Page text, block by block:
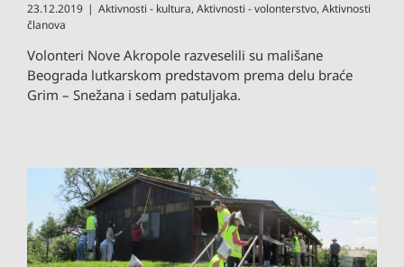
23.12.2019 | Aktivnosti - kultura, Aktivnosti - volonterstvo, Aktivnosti
članova
Volonteri Nove Akropole razveselili su mališane
Beograda lutkarskom predstavom prema delu braće
Grim – Snežana i sedam patuljaka.